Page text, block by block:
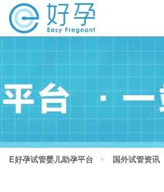
E好孕试管婴儿助孕平台 国外试管资讯